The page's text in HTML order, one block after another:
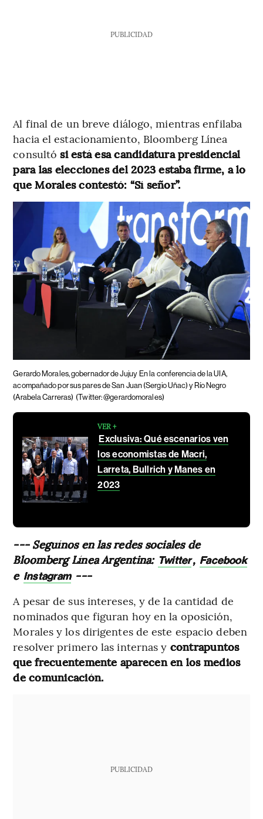
PUBLICIDAD
Al final de un breve diálogo, mientras enfilaba
hacia el estacionamiento, Bloomberg Línea
consultó si está esa candidatura presidencial
para las elecciones del 2023 estaba firme, a lo
que Morales contestó: “Sí señor”.
Gerardo Morales, gobernador de Jujuy En la conferencia de la UIA,
acompañado por sus pares de San Juan (Sergio Uñac) y Río Negro
(Arabela Carreras) (Twitter: @gerardomorales)
VER +
Exclusiva: Qué escenarios ven
los economistas de Macri,
Larreta, Bullrich y Manes en
2023
--- Seguínos en las redes sociales de
Bloomberg Línea Argentina: Twitter, Facebook
e Instagram ---
A pesar de sus intereses, y de la cantidad de
nominados que figuran hoy en la oposición,
Morales y los dirigentes de este espacio deben
resolver primero las internas y contrapuntos
que frecuentemente aparecen en los medios
de comunicación.
PUBLICIDAD